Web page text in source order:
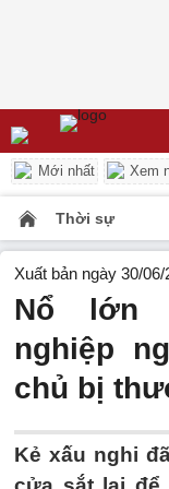
Mới nhất Xem
Thời sự
Xuất bản ngày 30/
Nổ lớn
nghiệp
chủ bị
Kẻ xấu nghi